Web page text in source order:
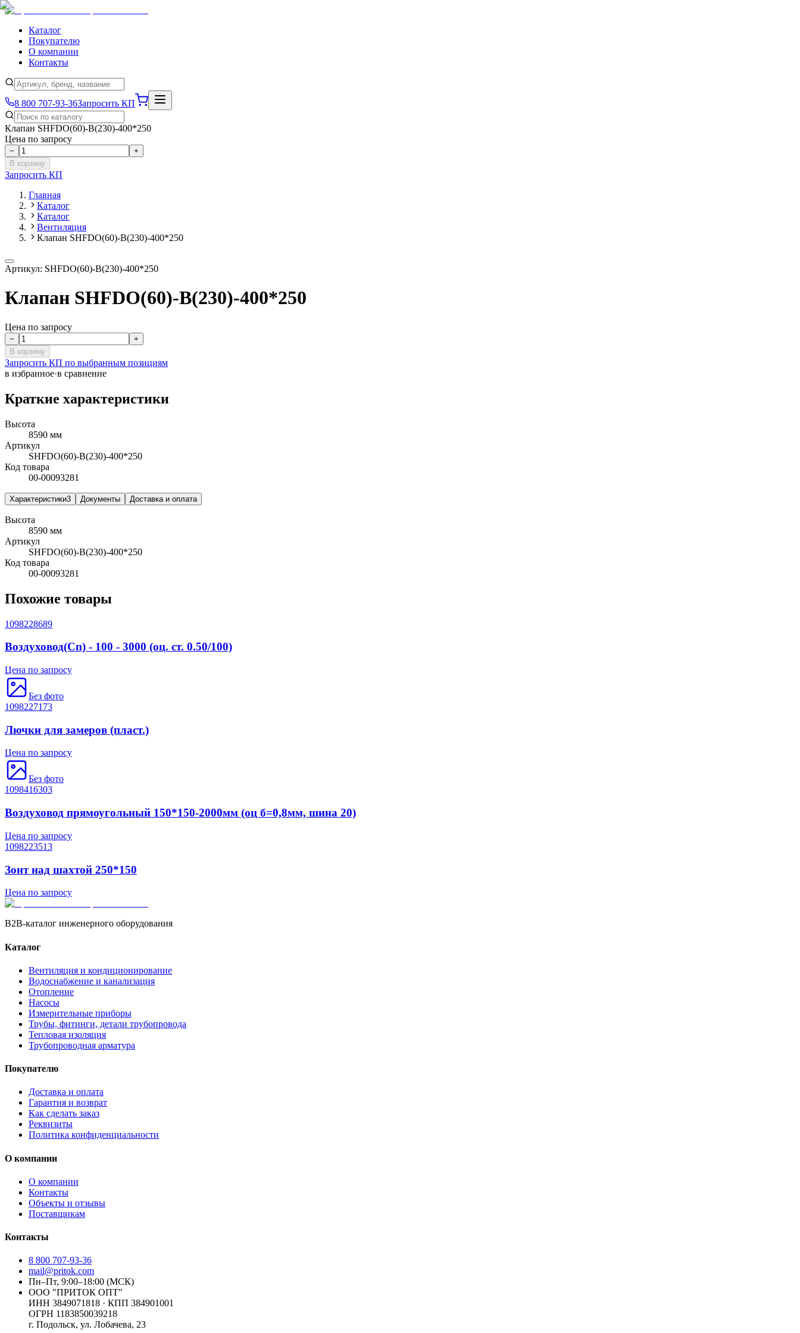
Каталог
Покупателю
О компании
Контакты
8 800 707-93-36Запросить КП
Клапан SHFDO(60)-B(230)-400*250
Цена по запросу
−
+
В корзину
Запросить КП
Главная
Каталог
Каталог
Вентиляция
Клапан SHFDO(60)-B(230)-400*250
Артикул: SHFDO(60)-B(230)-400*250
Клапан SHFDO(60)-B(230)-400*250
Цена по запросу
−
+
В корзину
Запросить КП по выбранным позициям
в избранное·в сравнение
Краткие характеристики
Высота
8590 мм
Артикул
SHFDO(60)-B(230)-400*250
Код товара
00-00093281
Характеристики3 Документы Доставка и оплата
Высота
8590 мм
Артикул
SHFDO(60)-B(230)-400*250
Код товара
00-00093281
Похожие товары
1098228689
Воздуховод(Сп) - 100 - 3000 (оц. ст. 0.50/100)
Цена по запросу
Без фото
1098227173
Лючки для замеров (пласт.)
Цена по запросу
Без фото
1098416303
Воздуховод прямоугольный 150*150-2000мм (оц б=0,8мм, шина 20)
Цена по запросу
1098223513
Зонт над шахтой 250*150
Цена по запросу
B2B-каталог инженерного оборудования
Каталог
Вентиляция и кондиционирование
Водоснабжение и канализация
Отопление
Насосы
Измерительные приборы
Трубы, фитинги, детали трубопровода
Тепловая изоляция
Трубопроводная арматура
Покупателю
Доставка и оплата
Гарантия и возврат
Как сделать заказ
Реквизиты
Политика конфиденциальности
О компании
О компании
Контакты
Объекты и отзывы
Поставщикам
Контакты
8 800 707-93-36
mail@pritok.com
Пн–Пт, 9:00–18:00 (МСК)
ООО "ПРИТОК ОПТ"
ИНН 3849071818 · КПП 384901001
ОГРН 1183850039218
г. Подольск, ул. Лобачева, 23